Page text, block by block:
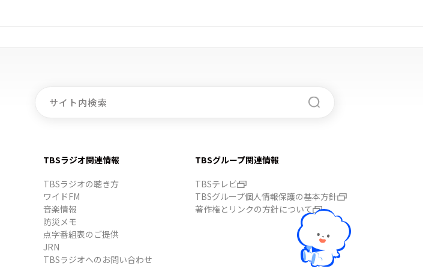
TBSラジオ関連情報
TBSラジオの聴き方
ワイドFM
音楽情報
防災メモ
点字番組表のご提供
JRN
TBSラジオへのお問い合わせ
TBSグループ関連情報
TBSテレビ
TBSグループ個人情報保護の基本方針
著作権とリンクの方針について